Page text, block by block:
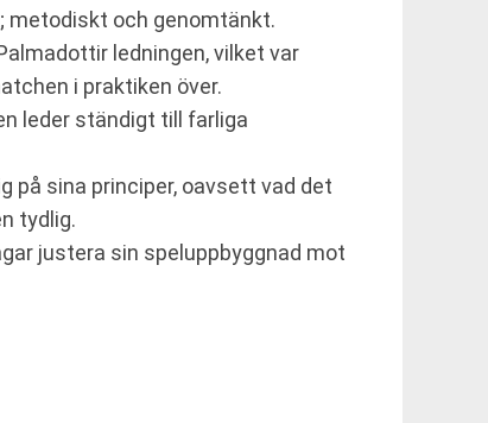
metodiskt och genomtänkt.
ledningen, vilket var
i praktiken över.
leder ständigt till farliga
på sina principer, oavsett vad det
tydlig.
justera sin speluppbyggnad mot